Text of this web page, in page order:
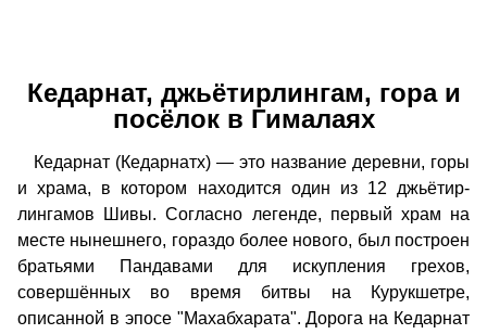
Кедарнат, джьётирлингам, гора и
посёлок в Гималаях
Кедарнат (Кедарнатх) — это название деревни, горы
и храма, в котором находится один из 12 джьётир-
лингамов Шивы. Согласно легенде, первый храм на
месте нынешнего, гораздо более нового, был построен
братьями Пандавами для искупления грехов,
совершённых во время битвы на Курукшетре,
описанной в эпосе "Махабхарата". Дорога на Кедарнат